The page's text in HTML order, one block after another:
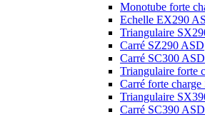
Monotube forte
Echelle EX290
Triangulaire
Carré SZ290 ASD
Carré SC300 ASD
Triangulaire forte
Carré forte
Triangulaire
Carré SC390 ASD